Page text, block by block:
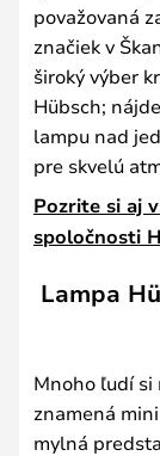
považovaná
značiek v
široký výber
Hübsch;
lampu nad
pre skvelú
Pozrite si aj
spoločnosti
Lampa
Mnoho ľudí si
znamená
mylná